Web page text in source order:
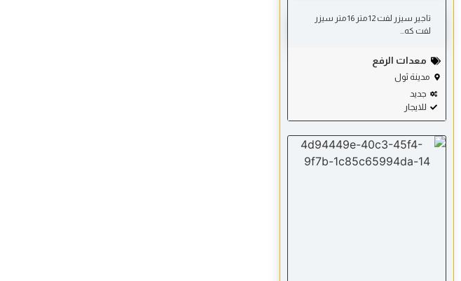
تاجير سيزر لفت 12 متر 16 متر سیزر
لفت كه...
معدات الرفع
مدينة ثول
جديد
للايجار